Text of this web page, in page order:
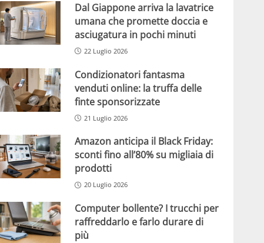
Dal Giappone arriva la lavatrice
umana che promette doccia e
asciugatura in pochi minuti
22 Luglio 2026
Condizionatori fantasma
venduti online: la truffa delle
finte sponsorizzate
21 Luglio 2026
Amazon anticipa il Black Friday:
sconti fino all’80% su migliaia di
prodotti
20 Luglio 2026
Computer bollente? I trucchi per
raffreddarlo e farlo durare di
più